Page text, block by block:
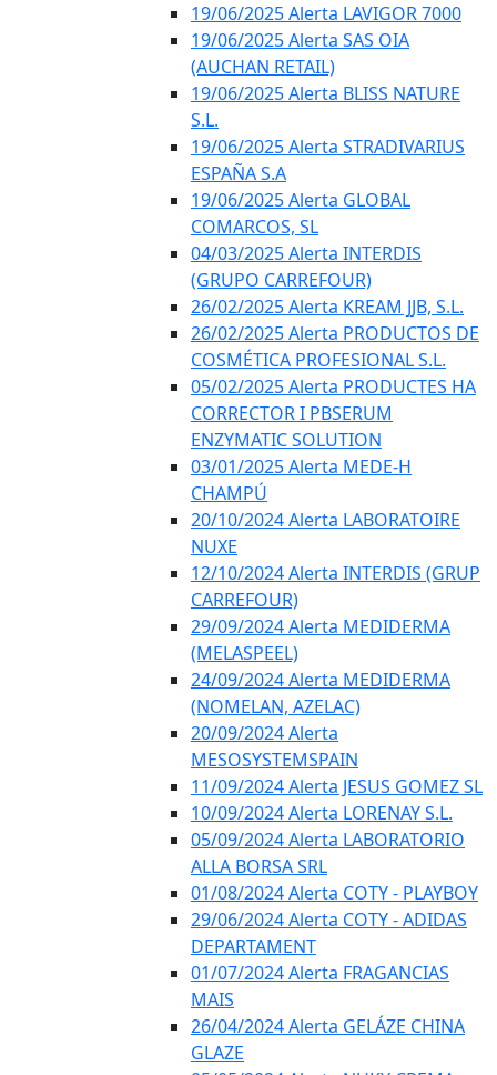
19/06/2025 Alerta LAVIGOR 7000
19/06/2025 Alerta SAS OIA
(AUCHAN RETAIL)
19/06/2025 Alerta BLISS NATURE
S.L.
19/06/2025 Alerta STRADIVARIUS
ESPAÑA S.A
19/06/2025 Alerta GLOBAL
COMARCOS, SL
04/03/2025 Alerta INTERDIS
(GRUPO CARREFOUR)
26/02/2025 Alerta KREAM JJB, S.L.
26/02/2025 Alerta PRODUCTOS DE
COSMÉTICA PROFESIONAL S.L.
05/02/2025 Alerta PRODUCTES HA
CORRECTOR I PBSERUM
ENZYMATIC SOLUTION
03/01/2025 Alerta MEDE-H
CHAMPÚ
20/10/2024 Alerta LABORATOIRE
NUXE
12/10/2024 Alerta INTERDIS (GRUP
CARREFOUR)
29/09/2024 Alerta MEDIDERMA
(MELASPEEL)
24/09/2024 Alerta MEDIDERMA
(NOMELAN, AZELAC)
20/09/2024 Alerta
MESOSYSTEMSPAIN
11/09/2024 Alerta JESUS GOMEZ SL
10/09/2024 Alerta LORENAY S.L.
05/09/2024 Alerta LABORATORIO
ALLA BORSA SRL
01/08/2024 Alerta COTY - PLAYBOY
29/06/2024 Alerta COTY - ADIDAS
DEPARTAMENT
01/07/2024 Alerta FRAGANCIAS
MAIS
26/04/2024 Alerta GELÁZE CHINA
GLAZE